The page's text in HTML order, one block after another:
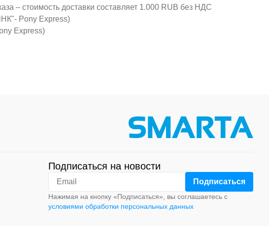
– стоимость доставки составляет 1.000 RUB без НДС
Pony Express)
Express)
Подписаться на новости
Нажимая на кнопку «Подписаться», вы соглашаетесь с
условиями обработки персональных данных